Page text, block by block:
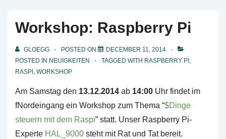
Workshop: Raspberry Pi
GLOEGG POSTED ON
DECEMBER 11, 2014
POSTED IN NEUIGKEITEN TAGGED WITH RASPBERRY PI ,
RASPI , WORKSHOP
Am Samstag den 13.12.2014 ab 14:00 Uhr findet im
fNordeingang ein Workshop zum Thema “$Dinge
steuern mit dem Raspi” statt. Unser Raspberry Pi-
Experte HAL_9000 steht mit Rat und Tat bereit.